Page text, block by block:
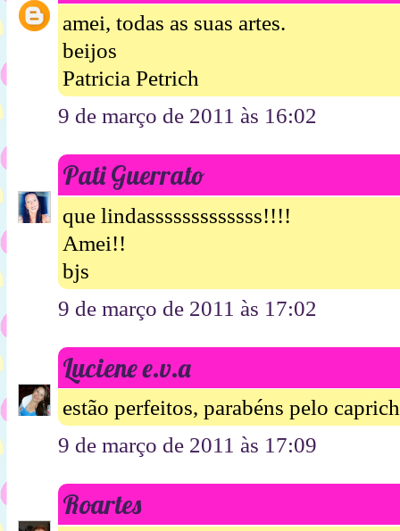
amei, todas as suas artes.
beijos
Patricia Petrich
9 de março de 2011 às 16:02
Pati Guerrato
que lindasssssssssssss!!!!
Amei!!
bjs
9 de março de 2011 às 17:02
Luciene e.v.a
estão perfeitos, parabéns pelo
9 de março de 2011 às 17:09
Roartes